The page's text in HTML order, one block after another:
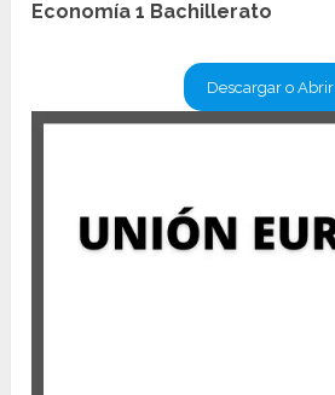
Economía 1 Bachillerato
Descargar o Abrir